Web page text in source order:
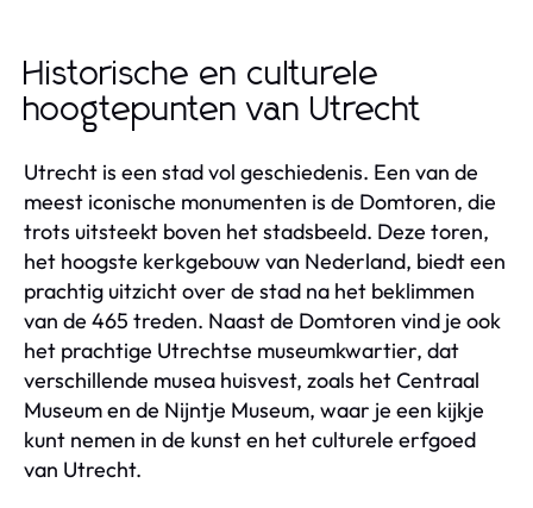
Historische en culturele
hoogtepunten van Utrecht
Utrecht is een stad vol geschiedenis. Een van de
meest iconische monumenten is de Domtoren, die
trots uitsteekt boven het stadsbeeld. Deze toren,
het hoogste kerkgebouw van Nederland, biedt een
prachtig uitzicht over de stad na het beklimmen
van de 465 treden. Naast de Domtoren vind je ook
het prachtige Utrechtse museumkwartier, dat
verschillende musea huisvest, zoals het Centraal
Museum en de Nijntje Museum, waar je een kijkje
kunt nemen in de kunst en het culturele erfgoed
van Utrecht.